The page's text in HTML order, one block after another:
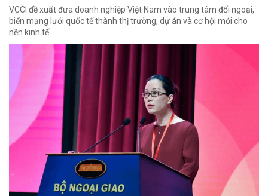
VCCI đề xuất đưa doanh nghiệp Việt Nam vào trung tâm đối ngoại,
biến mạng lưới quốc tế thành thị trường, dự án và cơ hội mới cho
nền kinh tế.